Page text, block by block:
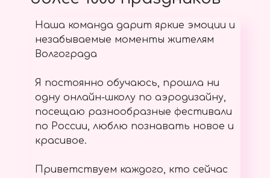
Наша команда дарит яркие эмоции и
незабываемые моменты жителям
Волгограда
Я постоянно обучаюсь, прошла ни
одну онлайн-школу по аэродизайну,
посещаю разнообразные фестивали
по России, люблю познавать новое и
красивое.
Приветствуем каждого, кто сейчас